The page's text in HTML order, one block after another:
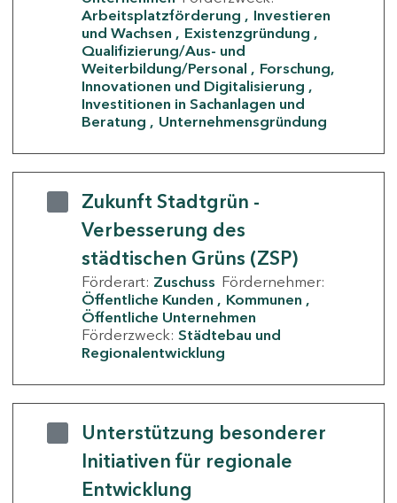
Arbeitsplatzförderung
Investieren
und Wachsen
Existenzgründung
Qualifizierung/Aus- und
Weiterbildung/Personal
Forschung,
Innovationen und Digitalisierung
Investitionen in Sachanlagen und
Beratung
Unternehmensgründung
Zukunft Stadtgrün -
Verbesserung des
städtischen Grüns (ZSP)
Förderart: Zuschuss Fördernehmer:
Öffentliche Kunden
Kommunen
Öffentliche Unternehmen
Förderzweck: Städtebau und
Regionalentwicklung
Unterstützung besonderer
Initiativen für regionale
Entwicklung